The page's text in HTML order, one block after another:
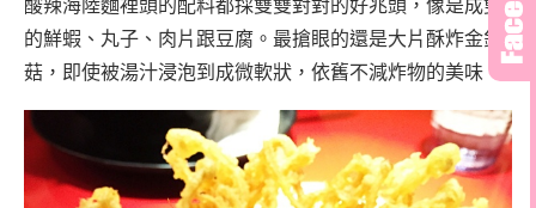
酸辣海陸麵裡頭的配料都採雙雙對對的好兆頭，像是成雙
的鮮蝦、丸子、肉片跟豆腐。最搶眼的還是大片酥炸金針
菇，即使被湯汁浸泡到成微軟狀，依舊不減炸物的美味。